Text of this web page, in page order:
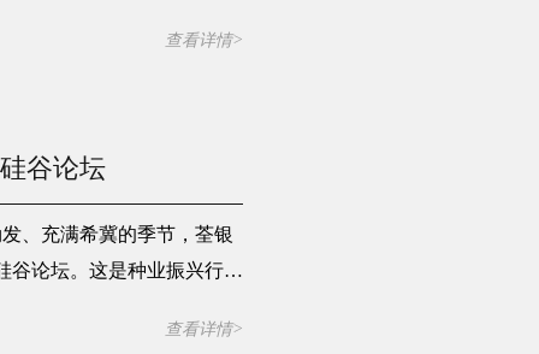
和地区的300余家领军企业
查看详情>
谷论坛
、充满希冀的季节，荃银
谷论坛。这是种业振兴行动
远航。
查看详情>